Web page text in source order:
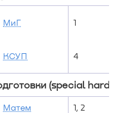
МиГ 1
КСУП 4
(special hard
Матем 1, 2